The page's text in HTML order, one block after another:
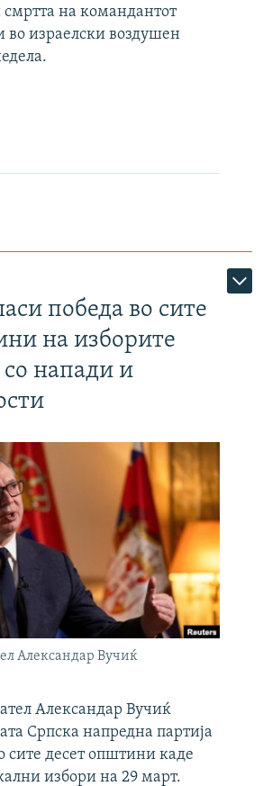
смртта на командантот
во израелски воздушен
победа во сите
на изборите
напади и
Александар Вучиќ
Александар Вучиќ
Српска напредна партија
сите десет општини каде
избори на 29 март.